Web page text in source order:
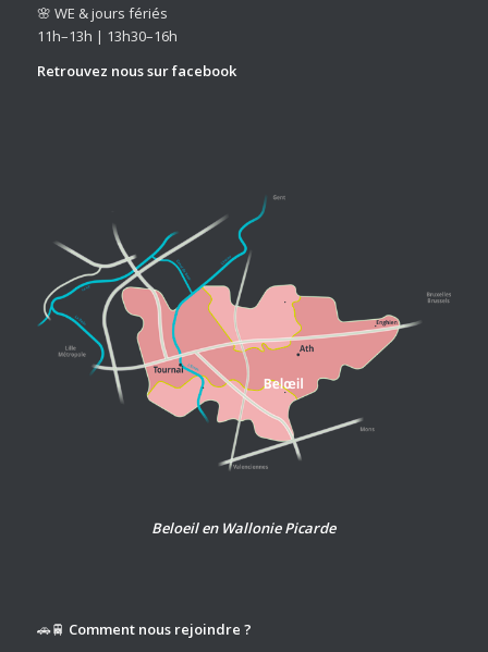
🌸 WE & jours fériés
11h–13h | 13h30–16h
Retrouvez nous surfacebook
Beloeil en Wallonie Picarde
🚗🚆 Comment nous rejoindre ?